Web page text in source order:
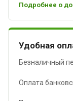
Подробнее о
Удобная
Безналичный
Оплата